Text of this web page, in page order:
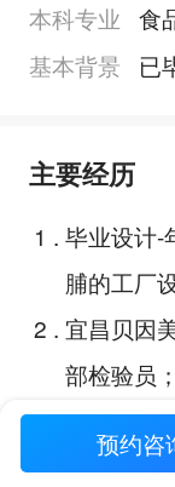
本科专业 食
基本背景
已
主要经历
1 . 毕业设计-
脯的工厂
2 . 宜昌贝因
部检验员；
3.湖北广辰
工；
预约咨